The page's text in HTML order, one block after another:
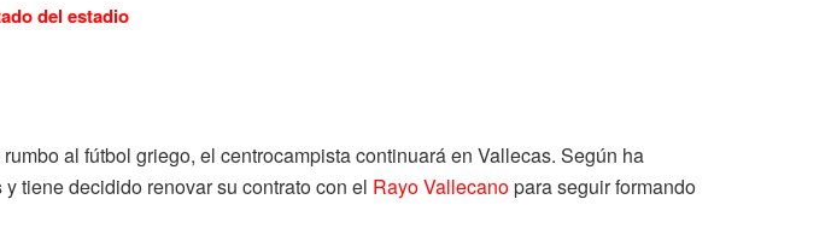
del estadio
al fútbol griego, el centrocampista continuará en Vallecas. Según ha
y tiene decidido renovar su contrato con el Rayo Vallecanopara seguir formando